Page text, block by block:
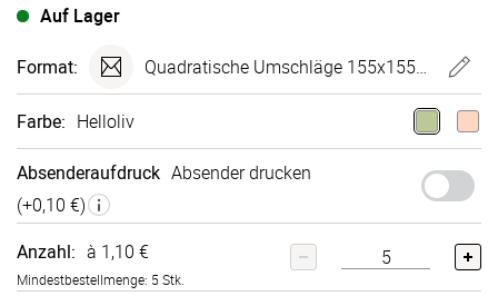
Auf Lager
Format: Quadratische Umschläge 155x155 mm
Farbe: Helloliv
Absenderaufdruck Absender drucken
(+0,10 €)
Anzahl: à 1,10 €
Mindestbestellmenge: 5 Stk.